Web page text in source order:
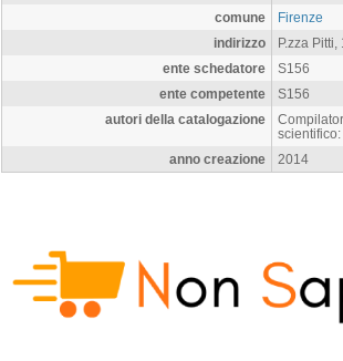
comune
Firenze
indirizzo
P.zza Pitti,
ente schedatore
S156
ente competente
S156
autori della catalogazione
anno creazione
2014